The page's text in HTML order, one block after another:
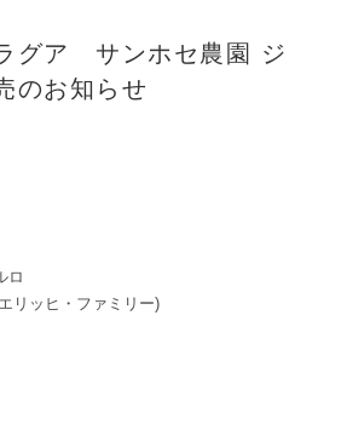
グア サンホセ農園 ジ
のお知らせ
ロ
リッヒ・ファミリー)